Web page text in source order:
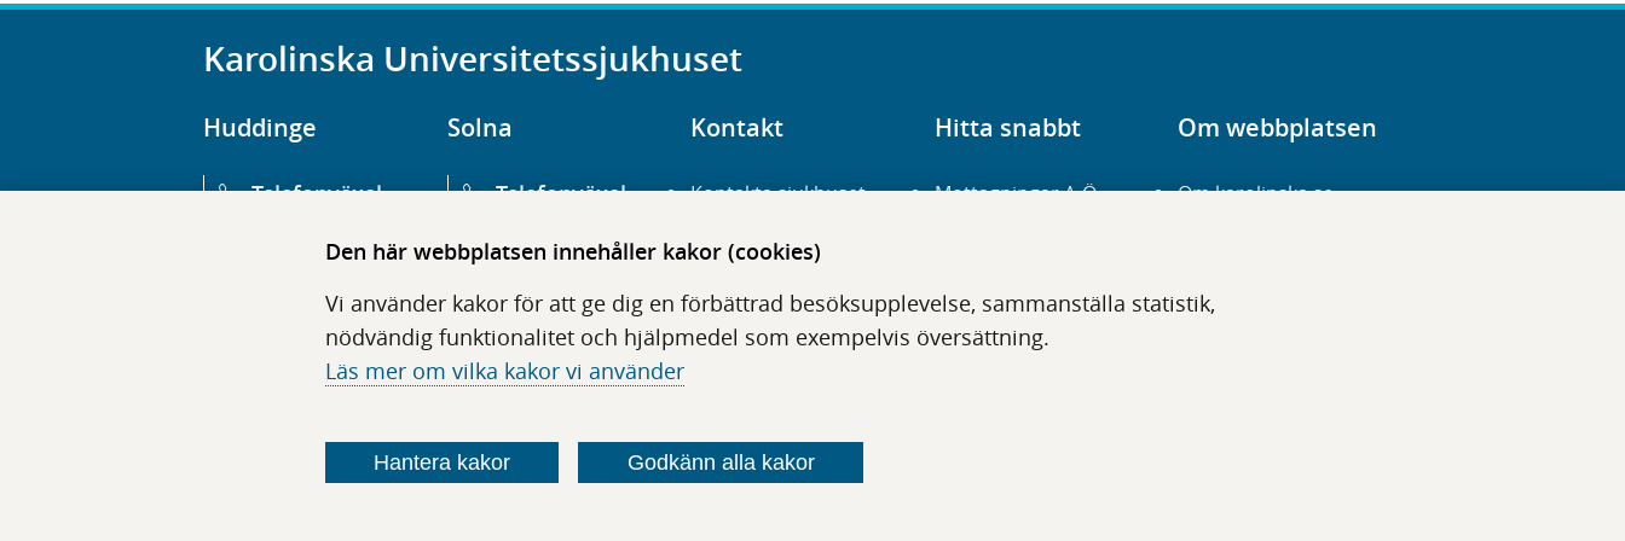
Den här webbplatsen innehåller kakor (cookies)
Vi använder kakor för att ge dig en förbättrad besöksupplevelse, sammanställa statistik,
nödvändig funktionalitet och hjälpmedel som exempelvis översättning.
Läs mer om vilka kakor vi använder
Hantera kakor Godkänn alla kakor
Karolinska Universitetssjukhuset
Huddinge
Telefonväxel
Hälsovägen 13
Solna
Telefonväxel
Eugeniavägen 3
Kontakt
Kontakta sjukhuset
Hitta hit
Press
Hitta snabbt
Mottagningar A-Ö
Digitala tjänster
Om webbplatsen
Om karolinska.se
Tillgänglighet
Följ oss i sociala medier